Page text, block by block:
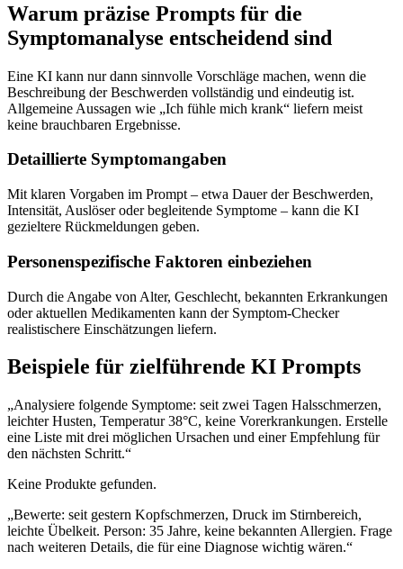
Warum präzise Prompts für die
Symptomanalyse entscheidend sind
Eine KI kann nur dann sinnvolle Vorschläge machen, wenn die
Beschreibung der Beschwerden vollständig und eindeutig ist.
Allgemeine Aussagen wie „Ich fühle mich krank“ liefern meist
keine brauchbaren Ergebnisse.
Detaillierte Symptomangaben
Mit klaren Vorgaben im Prompt – etwa Dauer der Beschwerden,
Intensität, Auslöser oder begleitende Symptome – kann die KI
gezieltere Rückmeldungen geben.
Personenspezifische Faktoren einbeziehen
Durch die Angabe von Alter, Geschlecht, bekannten Erkrankungen
oder aktuellen Medikamenten kann der Symptom-Checker
realistischere Einschätzungen liefern.
Beispiele für zielführende KI Prompts
„Analysiere folgende Symptome: seit zwei Tagen Halsschmerzen,
leichter Husten, Temperatur 38°C, keine Vorerkrankungen. Erstelle
eine Liste mit drei möglichen Ursachen und einer Empfehlung für
den nächsten Schritt.“
Keine Produkte gefunden.
„Bewerte: seit gestern Kopfschmerzen, Druck im Stirnbereich,
leichte Übelkeit. Person: 35 Jahre, keine bekannten Allergien. Frage
nach weiteren Details, die für eine Diagnose wichtig wären.“